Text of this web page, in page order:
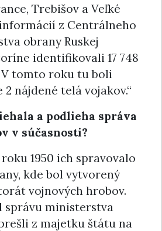
Trebišov a Veľké
z Centrálneho
obrany Ruskej
identifikovali 17 748
tomto roku tu boli
nájdené telá vojakov.“
a podlieha správa
v súčasnosti?
roku 1950 ich spravovalo
kde bol vytvorený
vojnových hrobov.
správu ministerstva
z majetku štátu na